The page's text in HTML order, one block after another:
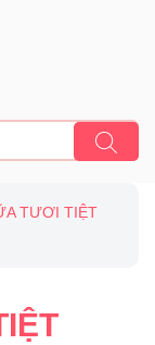
TƯƠI TIỆT